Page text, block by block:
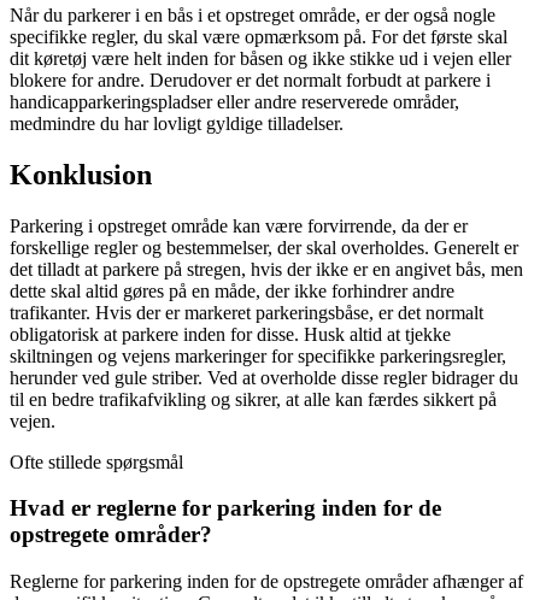
Når du parkerer i en bås i et opstreget område, er der også nogle
specifikke regler, du skal være opmærksom på. For det første skal
dit køretøj være helt inden for båsen og ikke stikke ud i vejen eller
blokere for andre. Derudover er det normalt forbudt at parkere i
handicapparkeringspladser eller andre reserverede områder,
medmindre du har lovligt gyldige tilladelser.
Konklusion
Parkering i opstreget område kan være forvirrende, da der er
forskellige regler og bestemmelser, der skal overholdes. Generelt er
det tilladt at parkere på stregen, hvis der ikke er en angivet bås, men
dette skal altid gøres på en måde, der ikke forhindrer andre
trafikanter. Hvis der er markeret parkeringsbåse, er det normalt
obligatorisk at parkere inden for disse. Husk altid at tjekke
skiltningen og vejens markeringer for specifikke parkeringsregler,
herunder ved gule striber. Ved at overholde disse regler bidrager du
til en bedre trafikafvikling og sikrer, at alle kan færdes sikkert på
vejen.
Ofte stillede spørgsmål
Hvad er reglerne for parkering inden for de
opstregete områder?
Reglerne for parkering inden for de opstregete områder afhænger af